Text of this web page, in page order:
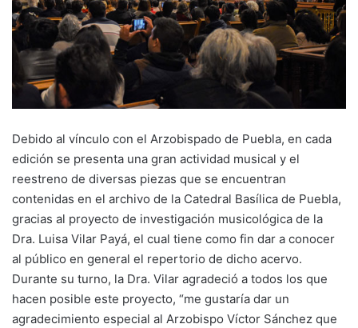
Debido al vínculo con el Arzobispado de Puebla, en cada
edición se presenta una gran actividad musical y el
reestreno de diversas piezas que se encuentran
contenidas en el archivo de la Catedral Basílica de Puebla,
gracias al proyecto de investigación musicológica de la
Dra. Luisa Vilar Payá, el cual tiene como fin dar a conocer
al público en general el repertorio de dicho acervo.
Durante su turno, la Dra. Vilar agradeció a todos los que
hacen posible este proyecto, “me gustaría dar un
agradecimiento especial al Arzobispo Víctor Sánchez que